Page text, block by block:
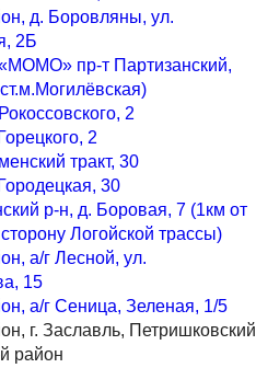
д. Боровляны, ул.
2Б
пр-т Партизанский,
2
2
тракт, 30
30
р-н, д. Боровая, 7 (1км от
Логойской трассы)
а/г Лесной, ул.
15
а/г Сеница, Зеленая, 1/5
г. Заславль, Петришковский
район